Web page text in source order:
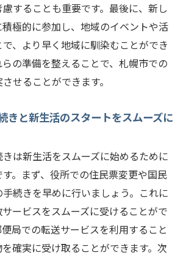
することも重要です。最後に、新し
極的に参加し、地域のイベントや活
、より早く地域に馴染むことができ
の準備を整えることで、札幌市での
せることができます。
きと新生活のスタートをスムーズに
は新生活をスムーズに始めるために
。まず、役所での住民票変更や国民
続きを早めに行いましょう。これに
ービスをスムーズに受けることがで
局での転送サービスを利用すること
確実に受け取ることができます。次